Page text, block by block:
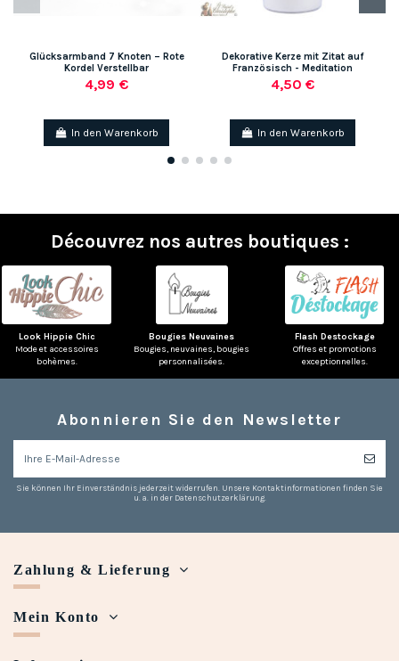
Glücksarmband 7 Knoten – Rote
Kordel Verstellbar
4,99 €
In den Warenkorb
Dekorative Kerze mit Zitat auf
Französisch - Meditation
4,50 €
In den Warenkorb
Découvrez nos autres boutiques :
Look Hippie Chic
Mode et accessoires
bohèmes.
Bougies Neuvaines
Bougies, neuvaines, bougies
personnalisées.
Flash Destockage
Offres et promotions
exceptionnelles.
Abonnieren Sie den Newsletter
Sie können Ihr Einverständnis jederzeit widerrufen. Unsere Kontaktinformationen finden Sie
u. a. in der Datenschutzerklärung.
Zahlung & Lieferung
Mein Konto